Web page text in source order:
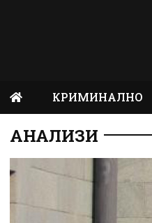
КРИМИНАЛНО
АНАЛИЗИ